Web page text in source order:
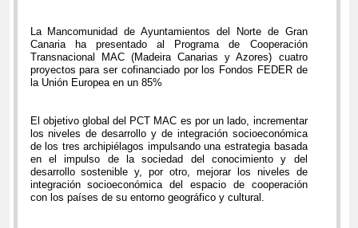
La Mancomunidad de Ayuntamientos del Norte de Gran
Canaria ha presentado al Programa de Cooperación
Transnacional MAC (Madeira Canarias y Azores) cuatro
proyectos para ser cofinanciado por los Fondos FEDER de
la Unión Europea en un 85%
El objetivo global del PCT MAC es por un lado, incrementar
los niveles de desarrollo y de integración socioeconómica
de los tres archipiélagos impulsando una estrategia basada
en el impulso de la sociedad del conocimiento y del
desarrollo sostenible y, por otro, mejorar los niveles de
integración socioeconómica del espacio de cooperación
con los países de su entorno geográfico y cultural.